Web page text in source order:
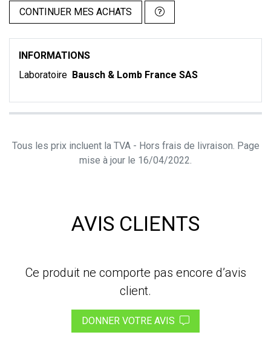
CONTINUER MES ACHATS
INFORMATIONS
Laboratoire Bausch & Lomb France SAS
Tous les prix incluent la TVA - Hors frais de livraison. Page
mise à jour le 16/04/2022.
AVIS CLIENTS
Ce produit ne comporte pas encore d’avis
client.
DONNER VOTRE AVIS